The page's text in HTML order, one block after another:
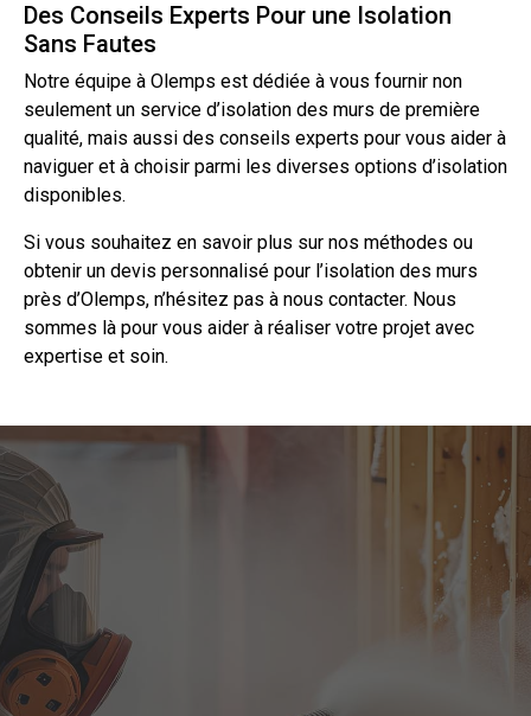
Des Conseils Experts Pour une Isolation
Sans Fautes
Notre équipe à Olemps est dédiée à vous fournir non
seulement un service d’isolation des murs de première
qualité, mais aussi des conseils experts pour vous aider à
naviguer et à choisir parmi les diverses options d’isolation
disponibles.
Si vous souhaitez en savoir plus sur nos méthodes ou
obtenir un devis personnalisé pour l’isolation des murs
près d’Olemps, n’hésitez pas à nous contacter. Nous
sommes là pour vous aider à réaliser votre projet avec
expertise et soin.